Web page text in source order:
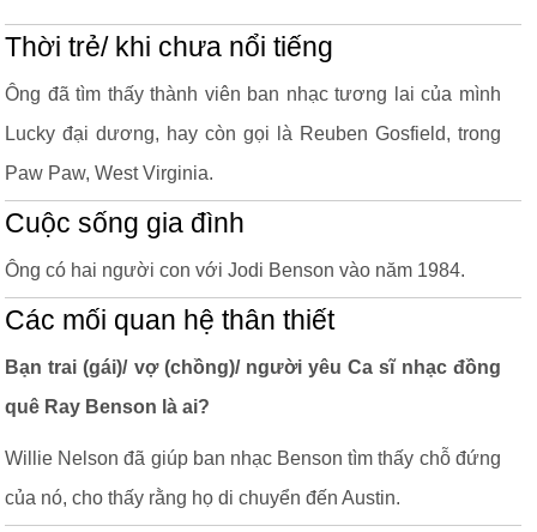
Thời trẻ/ khi chưa nổi tiếng
Ông đã tìm thấy thành viên ban nhạc tương lai của mình
Lucky đại dương, hay còn gọi là Reuben Gosfield, trong
Paw Paw, West Virginia.
Cuộc sống gia đình
Ông có hai người con với Jodi Benson vào năm 1984.
Các mối quan hệ thân thiết
Bạn trai (gái)/ vợ (chồng)/ người yêu Ca sĩ nhạc đồng
quê Ray Benson là ai?
Willie Nelson đã giúp ban nhạc Benson tìm thấy chỗ đứng
của nó, cho thấy rằng họ di chuyển đến Austin.